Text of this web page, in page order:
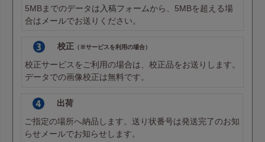
5MBまでのデータは入稿フォームから、5MBを超える場
合はメールでお送りください。
校正（※サービスを利用の場合）
校正サービスをご利用の場合は、校正品をお送りします。
データでの画像校正は無料です。
出荷
ご指定の場所へ納品します。送り状番号は発送完了のお知
らせメールでお知らせします。